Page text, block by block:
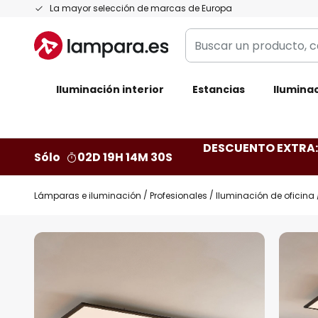
La mayor selección de marcas de Europa
Ir
contenido
Buscar
un
categoría,
Iluminación interior Estancias
Sólo 02D 19H 14M 29S
DESCUENTO
Lámparas e iluminación Profesionales Iluminación de oficina
Saltar